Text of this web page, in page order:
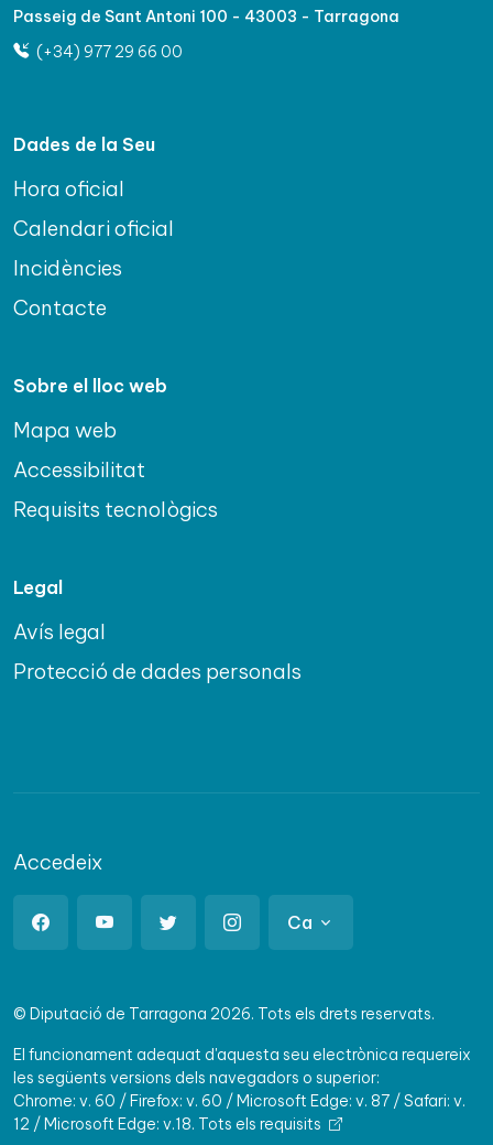
Passeig de Sant Antoni 100 - 43003 - Tarragona
(+34) 977 29 66 00
Dades de la Seu
Hora oficial
Calendari oficial
Incidències
Contacte
Sobre el lloc web
Mapa web
Accessibilitat
Requisits tecnològics
Legal
Avís legal
Protecció de dades personals
Accedeix
Ca
© Diputació de Tarragona 2026. Tots els drets reservats.
El funcionament adequat d'aquesta seu electrònica requereix
les següents versions dels navegadors o superior:
Chrome: v. 60 / Firefox: v. 60 / Microsoft Edge: v. 87 / Safari: v.
12 / Microsoft Edge: v.18. Tots els requisits